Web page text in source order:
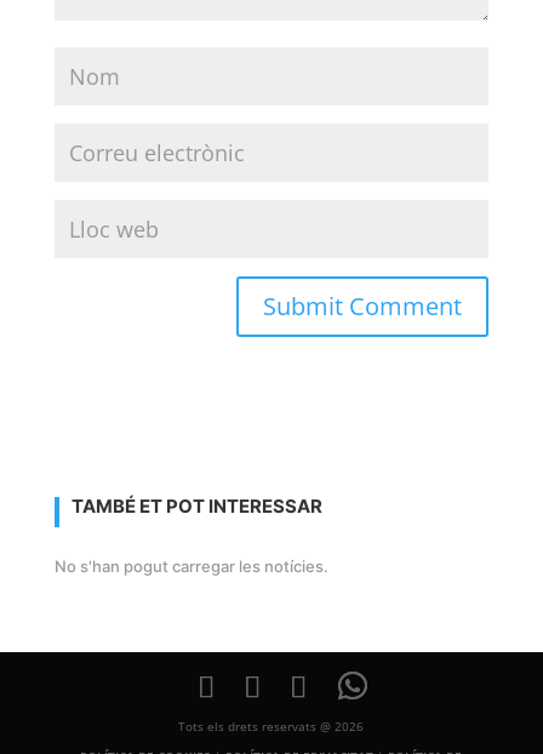
TAMBÉ ET POT INTERESSAR
No s'han pogut carregar les notícies.
Tots els drets reservats @ 2026